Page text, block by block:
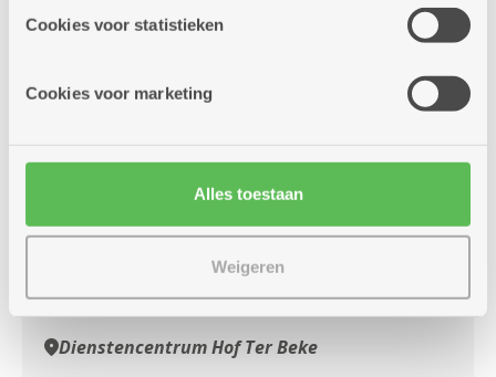
partners kunnen deze gegevens combineren met andere
Cookies voor statistieken
Cookies voor marketing
Alles toestaan
Weigeren
Meer info
14
augustus
-
16u
Elke vrijdag
Line Dance
Dienstencentrum Hof Ter Beke